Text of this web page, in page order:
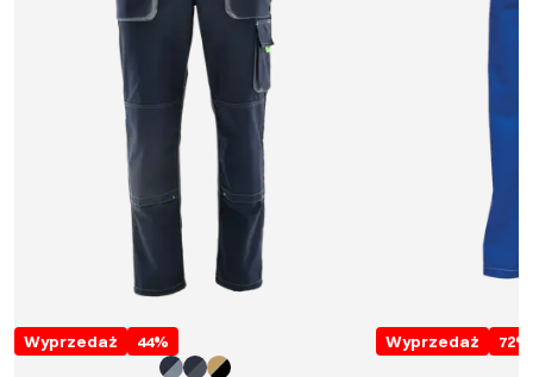
Wyprzedaż 44% Wyprzedaż 72%